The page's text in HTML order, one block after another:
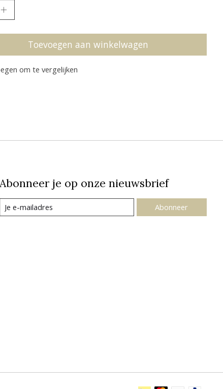
Toevoegen aan winkelwagen
om te vergelijken
Abonneer je op onze nieuwsbrief
Abonneer